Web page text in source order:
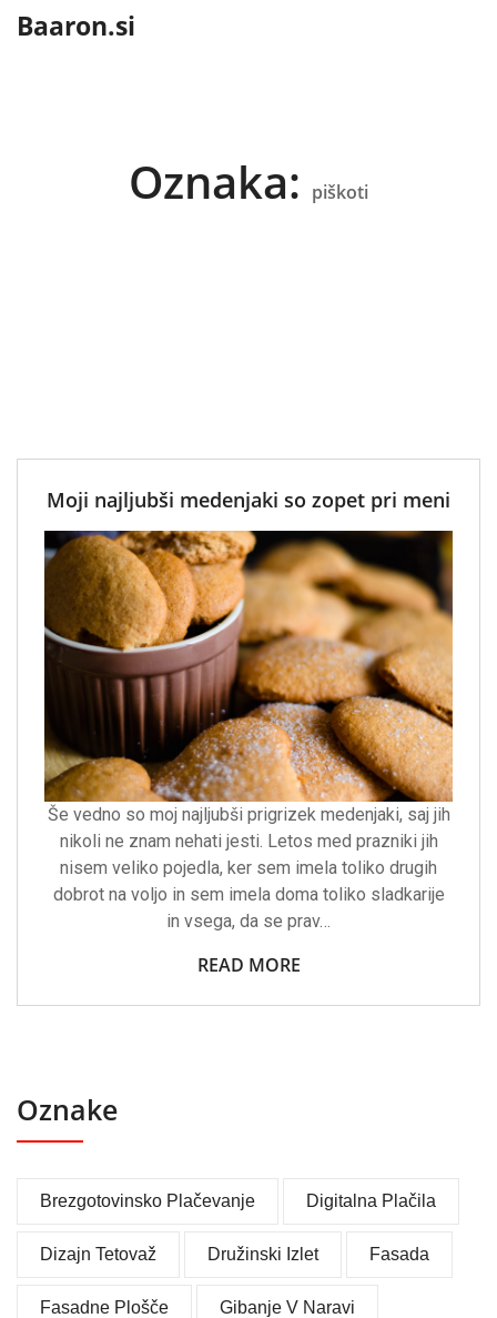
Baaron.si
Oznaka: piškoti
Moji najljubši medenjaki so zopet pri meni
Še vedno so moj najljubši prigrizek medenjaki, saj jih
nikoli ne znam nehati jesti. Letos med prazniki jih
nisem veliko pojedla, ker sem imela toliko drugih
dobrot na voljo in sem imela doma toliko sladkarije
in vsega, da se prav…
READ MORE
Oznake
Brezgotovinsko Plačevanje Digitalna Plačila
Dizajn Tetovaž Družinski Izlet Fasada
Fasadne Plošče Gibanje V Naravi